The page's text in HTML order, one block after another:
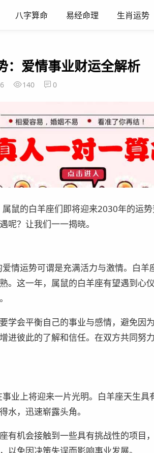
八字算命 易经命理 生肖运势
：爱情事业财运全解析
140 0
鼠的白羊座们即将迎来2030年的运
呢？让我们一一揭晓。
情运势可谓是充满活力与激情。白羊
。这一年，属鼠的白羊座有望遇到心
学会平衡自己的事业与感情，避免因
进彼此的了解和信任。在双方共同努
业上将迎来一片光明。白羊座天生
水，迅速崭露头角。
有机会接触到一些具有挑战性的项目